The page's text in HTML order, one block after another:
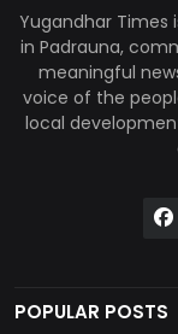
Yugandhar Times
in Padrauna,
meaningful
voice of the
local
POPULAR POSTS